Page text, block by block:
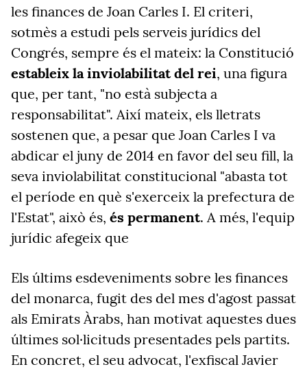
les finances de Joan Carles I. El criteri,
sotmès a estudi pels serveis jurídics del
Congrés, sempre és el mateix: la Constitució
estableix la inviolabilitat del rei, una figura
que, per tant, "no està subjecta a
responsabilitat". Així mateix, els lletrats
sostenen que, a pesar que Joan Carles I va
abdicar el juny de 2014 en favor del seu fill, la
seva inviolabilitat constitucional "abasta tot
el període en què s'exerceix la prefectura de
l'Estat", això és, és permanent. A més, l'equip
jurídic afegeix que
Els últims esdeveniments sobre les finances
del monarca, fugit des del mes d'agost passat
als Emirats Àrabs, han motivat aquestes dues
últimes sol·licituds presentades pels partits.
En concret, el seu advocat, l'exfiscal Javier